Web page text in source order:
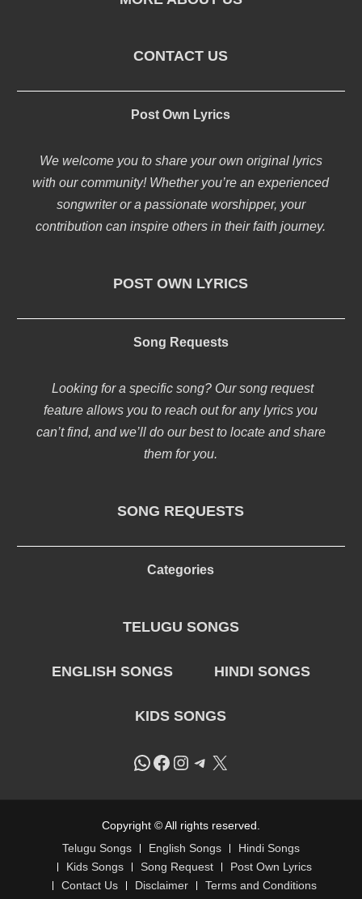
CONTACT US
Post Own Lyrics
We welcome you to share your own original lyrics
with our community! Whether you’re an experienced
songwriter or a passionate worshipper, your
contribution can inspire others in their faith journey.
POST OWN LYRICS
Song Requests
Looking for a specific song? Our song request
feature allows you to reach out for any lyrics you
can’t find, and we’ll do our best to locate and share
them for you.
SONG REQUESTS
Categories
TELUGU SONGS
ENGLISH SONGS HINDI SONGS
KIDS SONGS
WhatsApp
Facebook
Instagram
Telegram
X
Copyright © All rights reserved.
Telugu Songs
English Songs
Hindi Songs
Kids Songs
Song Request
Post Own Lyrics
Contact Us
Disclaimer
Terms and Conditions